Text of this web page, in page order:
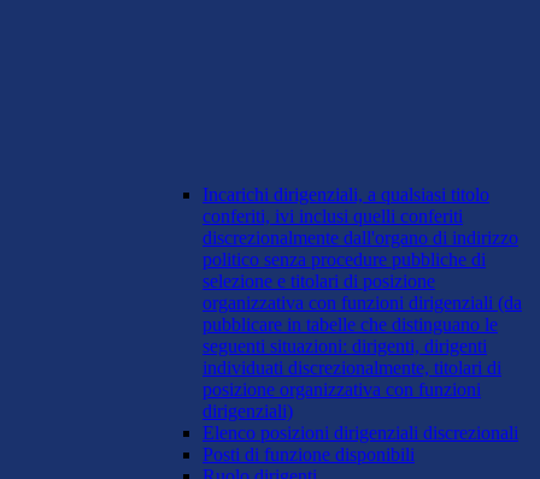
Incarichi dirigenziali, a qualsiasi titolo
conferiti, ivi inclusi quelli conferiti
discrezionalmente dall'organo di indirizzo
politico senza procedure pubbliche di
selezione e titolari di posizione
organizzativa con funzioni dirigenziali (da
pubblicare in tabelle che distinguano le
seguenti situazioni: dirigenti, dirigenti
individuati discrezionalmente, titolari di
posizione organizzativa con funzioni
dirigenziali)
Elenco posizioni dirigenziali discrezionali
Posti di funzione disponibili